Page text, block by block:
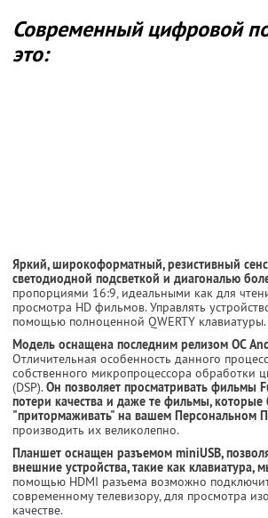
Современный цифровой
это:
Яркий, широкоформатный, резистивный
светодиодной подсветкой и диагональю
пропорциями 16:9, идеальными как для
просмотра HD фильмов. Управлять
помощью полноценной QWERTY клавиатуры.
Модель оснащена последним релизом ОС
Отличительная особенность данного
собственного микропроцессора обработки
(DSP).Он позволяет просматривать фильмы
потери качества и даже те фильмы, которые
"притормаживать" на вашем Персональном
производить их великолепно.
Планшет оснащен разъемом miniUSB,
внешние устройства, такие как клавиатура,
помощью HDMI разъема возможно
современному телевизору, для просмотра
качестве.